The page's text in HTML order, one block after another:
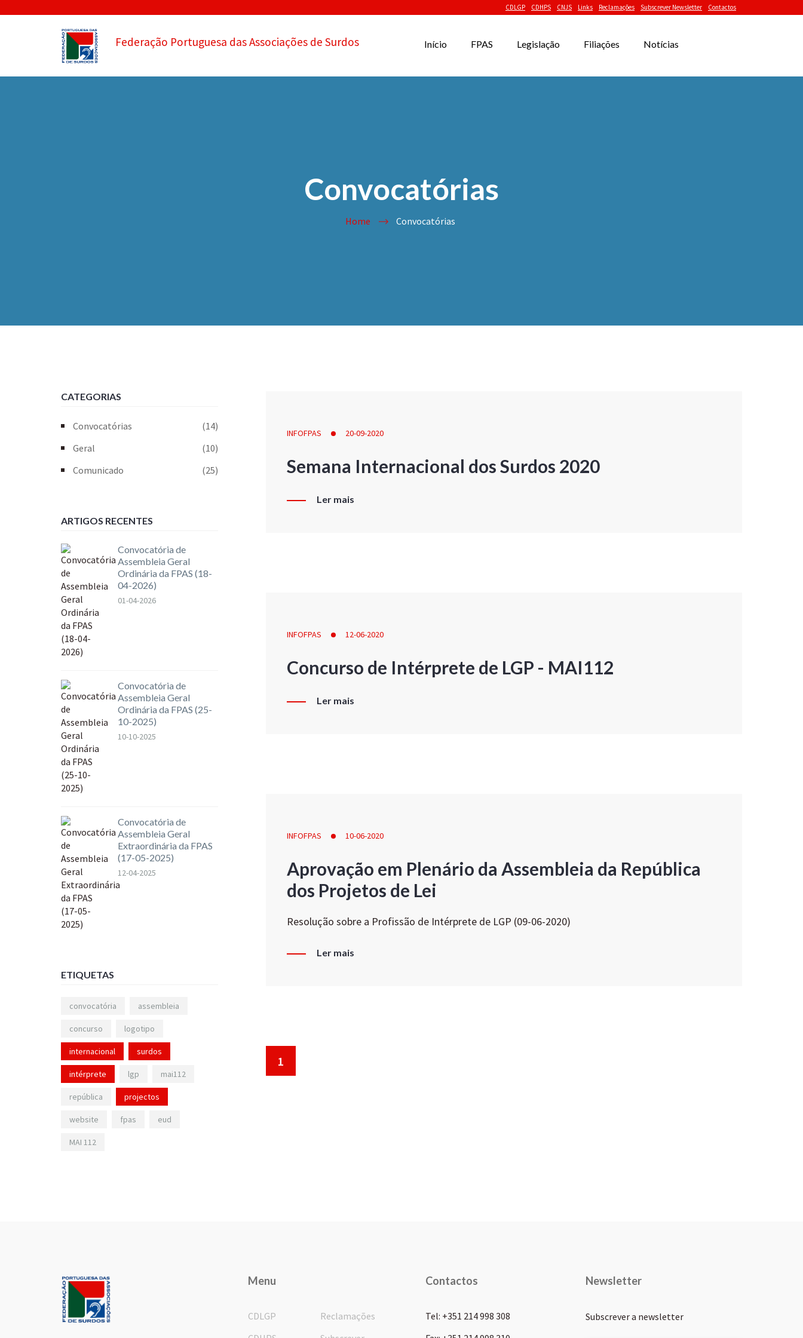
CDLGP CDHPS CNJS Links Reclamações Subscrever Newsletter Contactos
Federação Portuguesa das Associações de Surdos Início FPAS Legislação Filiações Notícias
Convocatórias
Home Convocatórias
INFOFPAS 20-09-2020
Semana Internacional dos Surdos 2020
Ler mais
INFOFPAS 12-06-2020
Concurso de Intérprete de LGP - MAI112
Ler mais
INFOFPAS 10-06-2020
Aprovação em Plenário da Assembleia da República
dos Projetos de Lei
Resolução sobre a Profissão de Intérprete de LGP (09-06-2020)
Ler mais
1
CATEGORIAS
Convocatórias
(14)
Geral
(10)
Comunicado
(25)
ARTIGOS RECENTES
Convocatória de
Assembleia Geral
Ordinária da FPAS (18-
04-2026)
01-04-2026
Convocatória de
Assembleia Geral
Ordinária da FPAS (25-
10-2025)
10-10-2025
Convocatória de
Assembleia Geral
Extraordinária da FPAS
(17-05-2025)
12-04-2025
ETIQUETAS
convocatória assembleia
concurso logotipo
internacional surdos
intérprete lgp mai112
república projectos
website fpas eud
MAI 112
Menu
CDLGP
Reclamações
Contactos
Tel: +351 214 998 308
Newsletter
Subscrever a newsletter